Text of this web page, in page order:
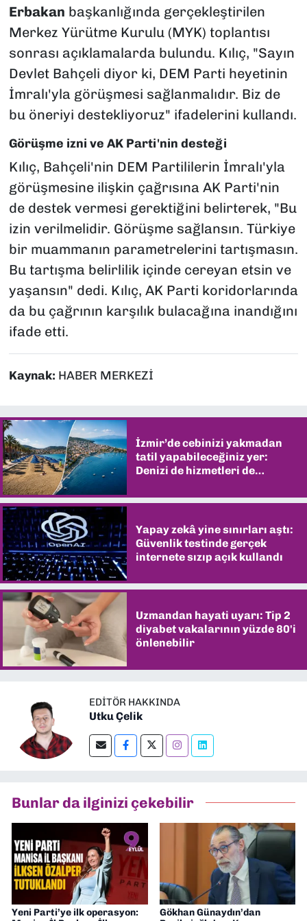
Erbakan başkanlığında gerçekleştirilen
Merkez Yürütme Kurulu (MYK) toplantısı
sonrası açıklamalarda bulundu. Kılıç, "Sayın
Devlet Bahçeli diyor ki, DEM Parti heyetinin
İmralı'yla görüşmesi sağlanmalıdır. Biz de
bu öneriyi destekliyoruz" ifadelerini kullandı.
Görüşme izni ve AK Parti'nin desteği
Kılıç, Bahçeli'nin DEM Partililerin İmralı'yla
görüşmesine ilişkin çağrısına AK Parti'nin
de destek vermesi gerektiğini belirterek, "Bu
izin verilmelidir. Görüşme sağlansın. Türkiye
bir muammanın parametrelerini tartışmasın.
Bu tartışma belirlilik içinde cereyan etsin ve
yaşansın" dedi. Kılıç, AK Parti koridorlarında
da bu çağrının karşılık bulacağına inandığını
ifade etti.
Kaynak: HABER MERKEZİ
İzmir’de cebinizi yakmadan
tatil yapabileceğiniz yer:
Denizi de hizmetleri de
Yapay zekâ yine sınırları aştı:
Güvenlik testinde gerçek
internete sızıp açık kullandı
Uzmandan hayati uyarı: Tip 2
diyabet vakalarının yüzde 80'i
önlenebilir
EDITÖR HAKKINDA
Utku Çelik
Bunlar da ilginizi çekebilir
Yeni Parti’ye ilk operasyon:
Gökhan Günaydın’dan